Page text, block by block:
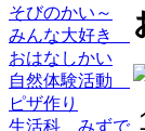
そびのかい～
みんな大好き
おはなしかい
自然体験活動
ピザ作り
生活科 みずで